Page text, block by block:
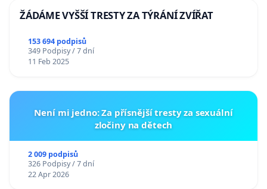
ŽÁDÁME VYŠŠÍ TRESTY ZA TÝRÁNÍ ZVÍŘAT
153 694 podpisů
349 Podpisy / 7 dní
11 Feb 2025
Není mi jedno: Za přísnější tresty za sexuální
zločiny na dětech
2 009 podpisů
326 Podpisy / 7 dní
22 Apr 2026